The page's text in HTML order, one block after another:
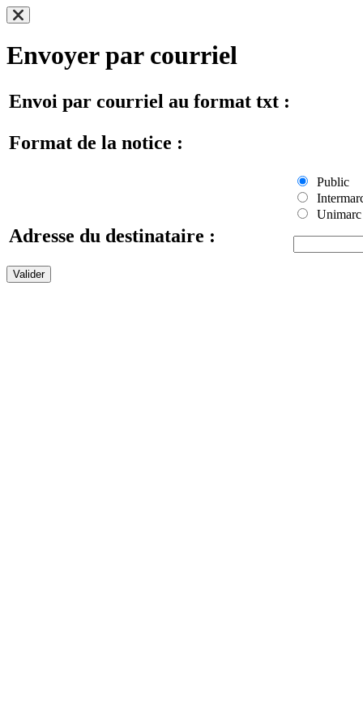
Envoyer par courriel
Envoi par courriel au format txt :
Format de la notice :
Public
Unimarc
Adresse du destinataire :